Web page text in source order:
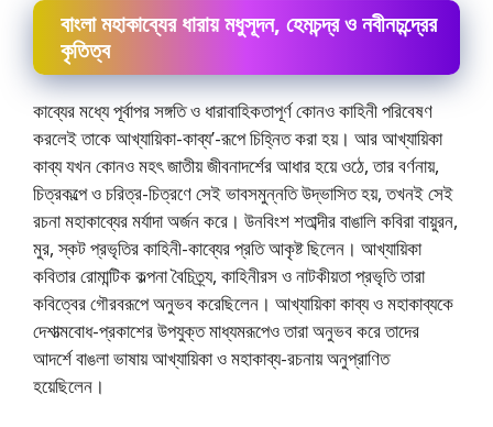
বাংলা মহাকাব্যের ধারায় মধুসূদন, হেমচন্দ্র ও নবীনচন্দ্রের
কৃতিত্ব
কাব্যের মধ্যে পূর্বাপর সঙ্গতি ও ধারাবাহিকতাপূর্ণ কোনও কাহিনী পরিবেষণ
করলেই তাকে আখ্যায়িকা-কাব্য’-রূপে চিহ্নিত করা হয়। আর আখ্যায়িকা
কাব্য যখন কোনও মহৎ জাতীয় জীবনাদর্শের আধার হয়ে ওঠে, তার বর্ণনায়,
চিত্রকল্পে ও চরিত্র-চিত্রণে সেই ভাবসমুন্নতি উদ্ভাসিত হয়, তখনই সেই
রচনা মহাকাব্যের মর্যাদা অর্জন করে। উনবিংশ শতাব্দীর বাঙালি কবিরা বায়ুরন,
মুর, স্কট প্রভৃতির কাহিনী-কাব্যের প্রতি আকৃষ্ট ছিলেন। আখ্যায়িকা
কবিতার রােমান্টিক কল্পনা বৈচিত্র্য, কাহিনীরস ও নাটকীয়তা প্রভৃতি তারা
কবিত্বের গৌরবরূপে অনুভব করেছিলেন। আখ্যায়িকা কাব্য ও মহাকাব্যকে
দেশাত্মবােধ-প্রকাশের উপযুক্ত মাধ্যমরূপেও তারা অনুভব করে তাদের
আদর্শে বাঙলা ভাষায় আখ্যায়িকা ও মহাকাব্য-রচনায় অনুপ্রাণিত
হয়েছিলেন।